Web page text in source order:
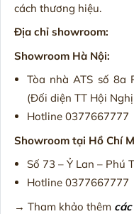
cách thương hiệu.
Địa chỉ showroom:
Showroom Hà Nội:
Tòa nhà ATS số 8a
(Đối diện TT Hội
Hotline 0377667777
Showroom tại Hồ Chí
Số 73 – Ỷ Lan – Phú
Hotline 0377667777
→ Tham khảo thêm